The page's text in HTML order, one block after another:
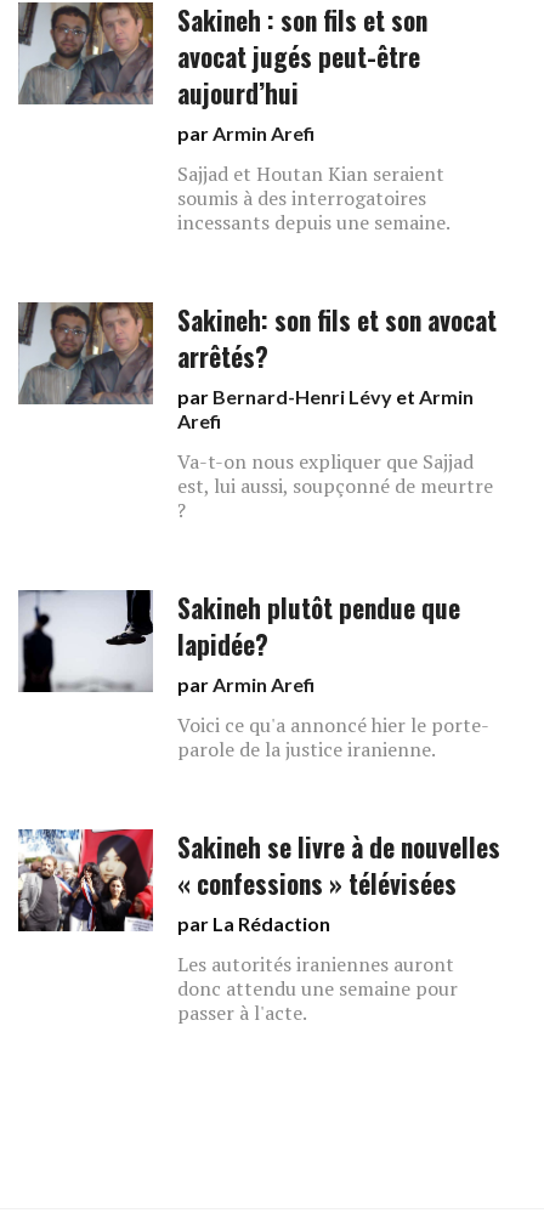
Sakineh : son fils et son
avocat jugés peut-être
aujourd’hui
parArmin Arefi
Sajjad et Houtan Kian seraient
soumis à des interrogatoires
incessants depuis une semaine.
Sakineh: son fils et son avocat
arrêtés?
par Bernard-Henri Lévy etArmin
Arefi
Va-t-on nous expliquer que Sajjad
est, lui aussi, soupçonné de meurtre
?
Sakineh plutôt pendue que
lapidée?
parArmin Arefi
Voici ce qu'a annoncé hier le porte-
parole de la justice iranienne.
Sakineh se livre à de nouvelles
« confessions » télévisées
par La Rédaction
Les autorités iraniennes auront
donc attendu une semaine pour
passer à l'acte.